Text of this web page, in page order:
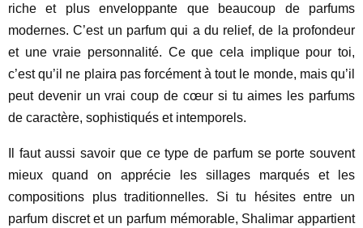
riche et plus enveloppante que beaucoup de parfums
modernes. C’est un parfum qui a du relief, de la profondeur
et une vraie personnalité. Ce que cela implique pour toi,
c’est qu’il ne plaira pas forcément à tout le monde, mais qu’il
peut devenir un vrai coup de cœur si tu aimes les parfums
de caractère, sophistiqués et intemporels.
Il faut aussi savoir que ce type de parfum se porte souvent
mieux quand on apprécie les sillages marqués et les
compositions plus traditionnelles. Si tu hésites entre un
parfum discret et un parfum mémorable, Shalimar appartient